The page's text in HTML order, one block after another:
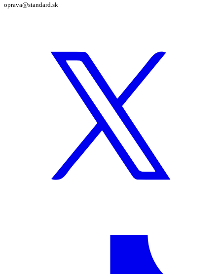
oprava@standard.sk